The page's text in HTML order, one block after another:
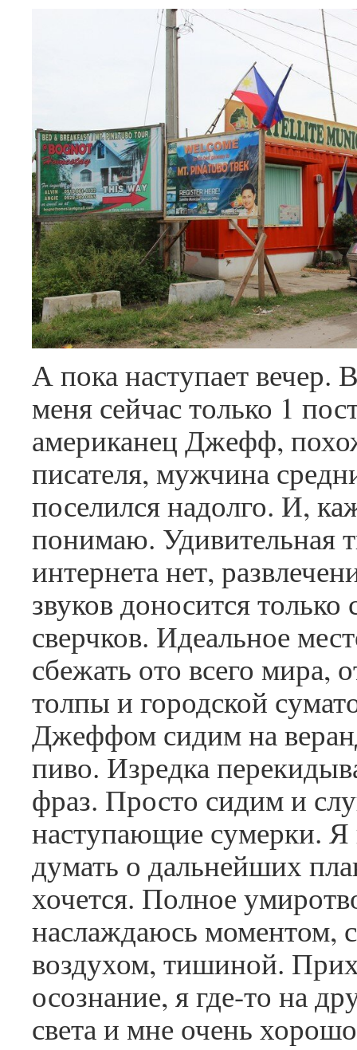
А пока наступает вечер.
меня сейчас только 1
американец Джефф,
писателя, мужчина
поселился надолго. И,
понимаю. Удивительная
интернета нет,
звуков доносится только
сверчков. Идеальное
сбежать ото всего мира,
толпы и городской
Джеффом сидим на
пиво. Изредка
фраз. Просто сидим и
наступающие сумерки.
думать о дальнейших
хочется. Полное
наслаждаюсь моментом,
воздухом, тишиной.
осознание, я где-то на
света и мне очень